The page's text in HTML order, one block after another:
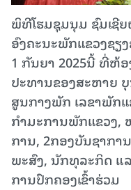
ພິທີໂຮມຊຸມນຸມ ຊົມເຊີ
ອົງຄະນະພັກແຂວງຊຽ
1 ກັນຍາ 2025ນີ້ ທີ່ຫ້
ປະທານຂອງສະຫາຍ
ສູນກາງພັກ ເລຂາພັກ
ກຳມະການພັກແຂວງ
ການ, 2ກອງບັນຊາກາ
ພະສົງ, ນັກທຸລະກິດ ແ
ການປົກຄອງເຂົ້າຮ່ວມ